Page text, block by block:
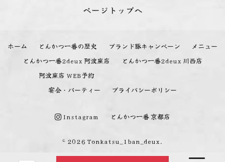
ページトップへ
ホーム とんかつ一番の歴史 ブランド豚キャンペーン
メニュー
とんかつ一番2deux 阿波座店
阿波座店 WEB予約
とんかつ一番2deux 川西店
宴会・パーティー プライバシーポリシー
Instagram とんかつ一番 京都店
© 2026 Tonkatsu_1ban_deux.